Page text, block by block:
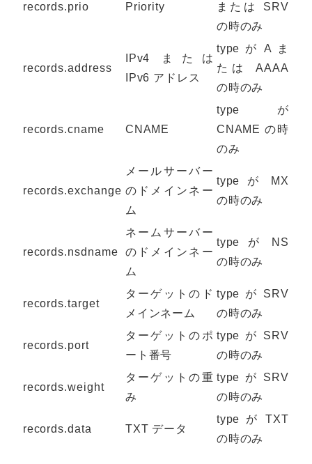
records.prio Priority
または SRV
の時のみ
records.address
IPv4 または
IPv6 アドレス
type が A ま
たは AAAA
の時のみ
records.cname CNAME
type が
CNAME の時
のみ
records.exchange
メールサーバー
のドメインネー
ム
type が MX
の時のみ
records.nsdname
ネームサーバー
のドメインネー
ム
type が NS
の時のみ
records.target
ターゲットのド
メインネーム
type が SRV
の時のみ
records.port
ターゲットのポ
ート番号
type が SRV
の時のみ
records.weight
ターゲットの重
み
type が SRV
の時のみ
records.data TXT データ
type が TXT
の時のみ